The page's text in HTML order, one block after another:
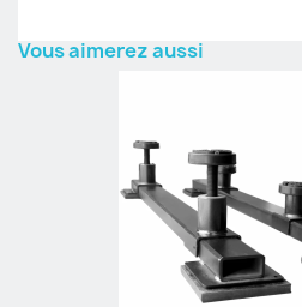
Vous aimerez aussi